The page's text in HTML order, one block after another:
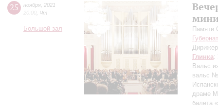
25 ноября 2021
20:00 Чт
Большой зал
Памяти
Глинка:
Вальс
вальс
драме
балета